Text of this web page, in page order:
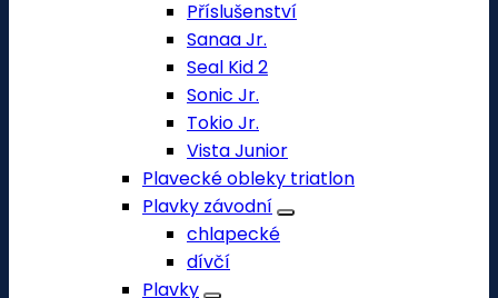
Příslušenství
Sanaa Jr.
Seal Kid 2
Sonic Jr.
Tokio Jr.
Vista Junior
Plavecké obleky triatlon
Plavky závodní
chlapecké
dívčí
Plavky